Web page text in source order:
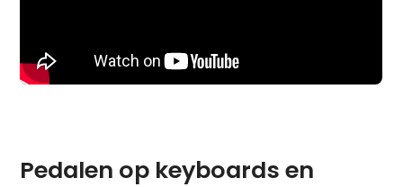
Pedalen op keyboards en